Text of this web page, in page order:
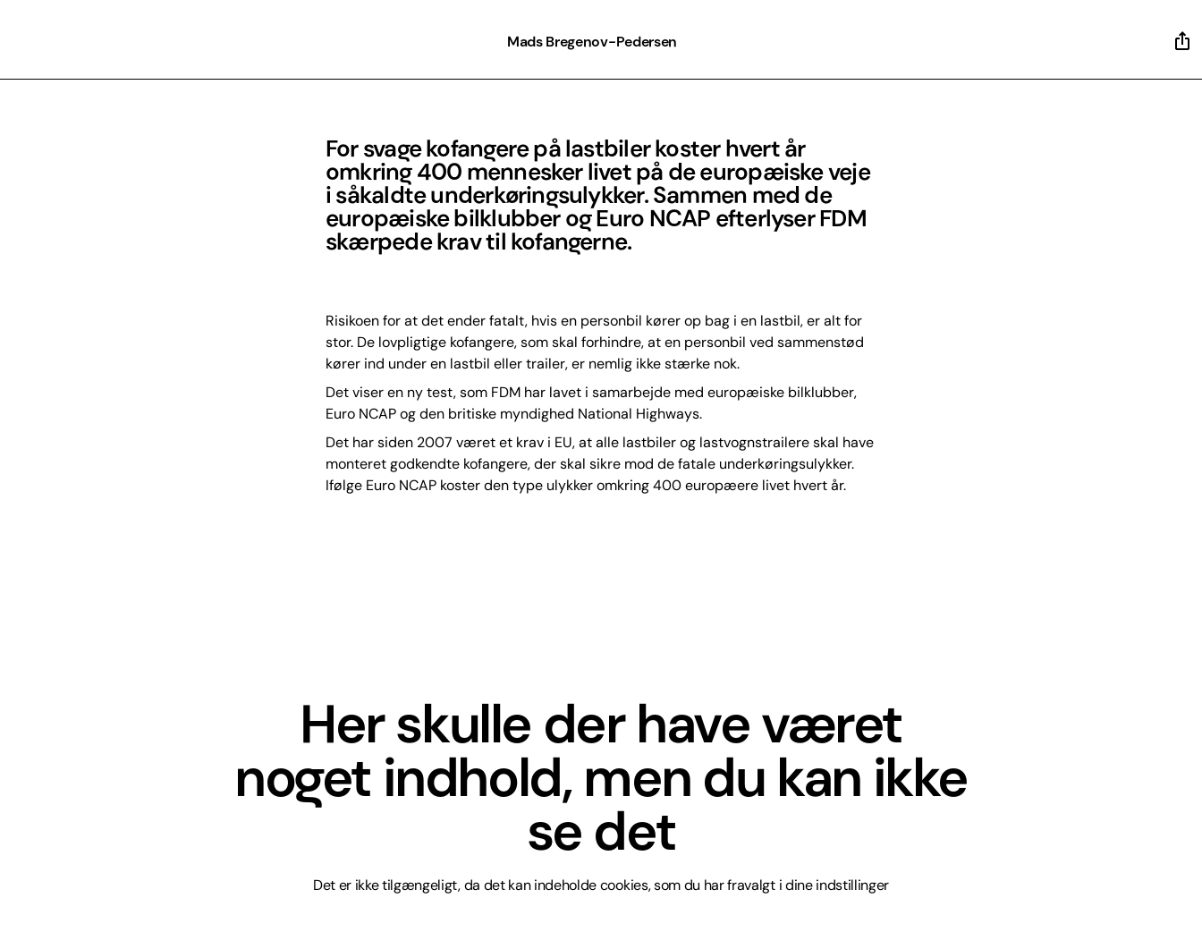
Mads Bregenov-Pedersen
For svage kofangere på lastbiler koster hvert år
omkring 400 mennesker livet på de europæiske veje
i såkaldte underkøringsulykker. Sammen med de
europæiske bilklubber og Euro NCAP efterlyser FDM
skærpede krav til kofangerne.
Risikoen for at det ender fatalt, hvis en personbil kører op bag i en lastbil, er alt for
stor. De lovpligtige kofangere, som skal forhindre, at en personbil ved sammenstød
kører ind under en lastbil eller trailer, er nemlig ikke stærke nok.
Det viser en ny test, som FDM har lavet i samarbejde med europæiske bilklubber,
Euro NCAP og den britiske myndighed National Highways.
Det har siden 2007 været et krav i EU, at alle lastbiler og lastvognstrailere skal have
monteret godkendte kofangere, der skal sikre mod de fatale underkøringsulykker.
Ifølge Euro NCAP koster den type ulykker omkring 400 europæere livet hvert år.
Her skulle der have været
noget indhold, men du kan ikke
se det
Det er ikke tilgængeligt, da det kan indeholde cookies, som du har fravalgt i dine indstillinger